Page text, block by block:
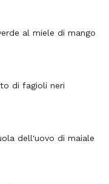
al miele di mango
di fagioli neri
dell'uovo di maiale